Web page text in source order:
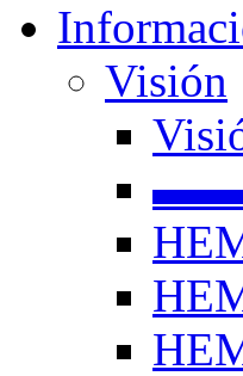
Visión